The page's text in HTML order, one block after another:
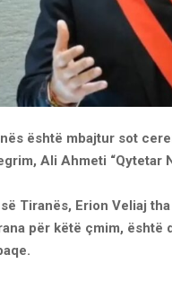
është mbajtur sot
Ali Ahmeti “Qytetar
Tiranës, Erion Veliaj
për këtë çmim,